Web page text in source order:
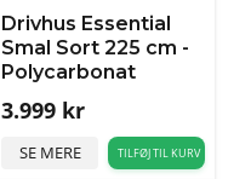
Drivhus Essential
Smal Sort 225 cm -
Polycarbonat
3.999 kr
SE MERE TILFØJ TIL KURV